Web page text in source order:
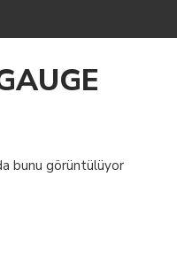
bunu görüntülüyor